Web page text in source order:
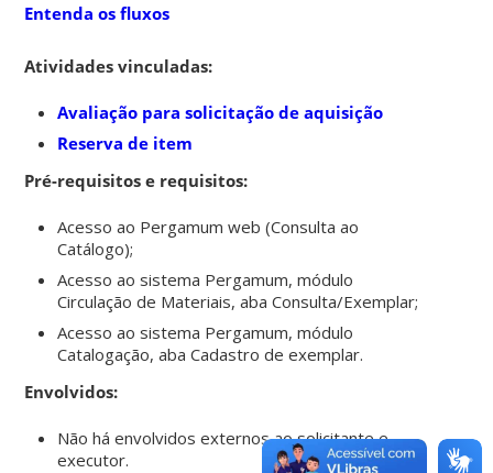
Entenda os fluxos
Atividades vinculadas:
Avaliação para solicitação de aquisição
Reserva de item
Pré-requisitos e requisitos:
Acesso ao Pergamum web (Consulta ao
Catálogo);
Acesso ao sistema Pergamum, módulo
Circulação de Materiais, aba Consulta/Exemplar;
Acesso ao sistema Pergamum, módulo
Catalogação, aba Cadastro de exemplar.
Envolvidos:
Não há envolvidos externos ao solicitante e
executor.